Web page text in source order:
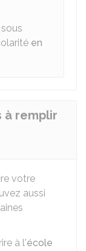
en
à remplir
votre
aussi
à l'école